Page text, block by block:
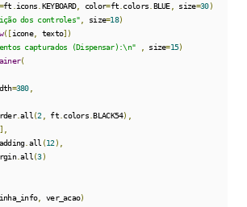
ft icons KEYBOARD, color=ft colors BLUE, size=30)
dos controles" size=18)
([icone, texto])
capturados (Dispensar):\n" size=15)
(
=380,
.all (2 ft. colors .BLACK54),
],
. all (12 ),
.all (3)
, ver_acao)